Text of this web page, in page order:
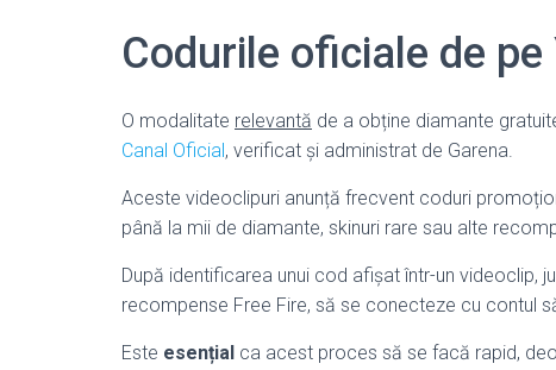
Codurile oficiale de pe
O modalitate relevantă de a obține diamante
Canal Oficial, verificat și administrat de Garena.
Aceste videoclipuri anunță frecvent coduri
până la mii de diamante, skinuri rare sau alte
După identificarea unui cod afișat într-un
recompense Free Fire, să se conecteze cu contul
Este esențial ca acest proces să se facă rapid,